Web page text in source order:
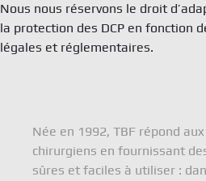
Nous nous réservons le droit
la protection des DCP en fonction
légales et réglementaires.
Née en 1992, TBF répond
chirurgiens en fournissant
sûres et faciles à utiliser :